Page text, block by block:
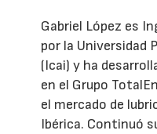
Gabriel López es
por la Universidad
(Icai) y ha
en el Grupo
el mercado de
Ibérica. Continuó